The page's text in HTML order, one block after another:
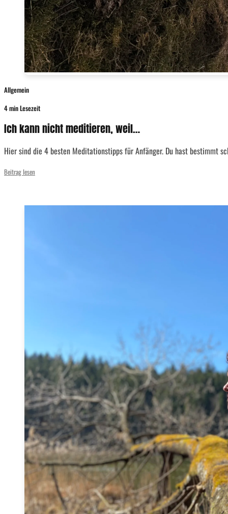
Allgemein
4 min Lesezeit
Ich kann nicht meditieren, weil…
Hier sind die 4 besten Meditationstipps für Anfänger. Du hast bestimmt
Beitrag lesen